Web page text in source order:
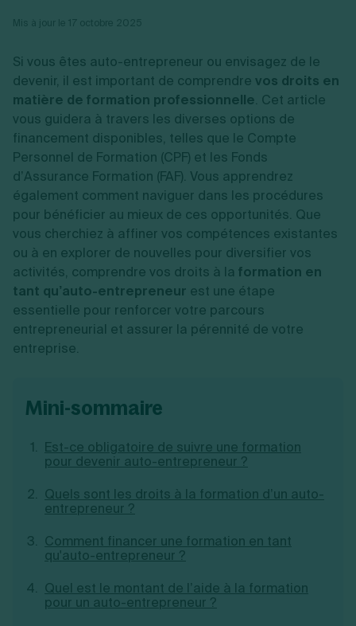
Commerce
Transport
Autres
Ressources
Simulateur de choix de forme juridique
Calcul de charges sociales
Estimation du coût de création
Calcul d'éligibilité à l'ACRE
Vérification de la disponibilité du nom d'entreprise
Générateur de mentions légales
Création d'entreprise
Réduction de capital
Gérer son entreprise
Gestion comptable
Approbation des comptes
Dépôt de marque
Recherche d'antériorité
Protection des créations
Confidentialité de l'adresse du dirigeant
Fermer son entreprise
Radiation auto entrepreneur
Mise en sommeil
Dissolution-liquidation
Dépôt de bilan
Conseil/finance
Vente en ligne
Services aux entreprises
Construction/travaux
Restauration
Commerce
Transport
Autres
Par fonctionnalité
Logiciel de facturation
Logiciel de comptabilité
Gestion des achats
Gestion de la trésorerie
Bilans et déclarations fiscales
Par besoin
Je souhaite être accompagné
Découvrez notre cabinet d'expertise
Fiches SARL
Fiches SCI
Fiches auto-entrepreneur
Fiches association
Toutes les fiches sur la création
Autres démarches
Gestion d’entreprise
Fermeture d’entreprise
Exercice d’un métier
Recouvrement de factures
Gérer ses salariés
Sélection de fiches pratiques
Ouvrir sa société
Création d'entreprise
Création de micro-entreprise
Devenir auto entrepreneur
Création de SARL
Création de SCI
Création d'association
Aides à la création d’entreprise
Ouverture compte pro
Fermeture d’une entreprise
Si vous êtes auto-entrepreneur ou envisagez de le
devenir, il est important de comprendre vos droits en
matière de formation professionnelle. Cet article
vous guidera à travers les diverses options de
financement disponibles, telles que le Compte
Personnel de Formation (CPF) et les Fonds
d’Assurance Formation (FAF). Vous apprendrez
également comment naviguer dans les procédures
pour bénéficier au mieux de ces opportunités. Que
vous cherchiez à affiner vos compétences existantes
ou à en explorer de nouvelles pour diversifier vos
activités, comprendre vos droits à la formation en
tant qu’auto-entrepreneur est une étape
essentielle pour renforcer votre parcours
entrepreneurial et assurer la pérennité de votre
entreprise.
mini-sommaire
Est-ce obligatoire de suivre une formation
pour devenir auto-entrepreneur ?
Quels sont les droits à la formation d’un auto-
entrepreneur ?
Comment financer une formation en tant
qu'auto-entrepreneur ?
Quel est le montant de l’aide à la formation
pour un auto-entrepreneur ?